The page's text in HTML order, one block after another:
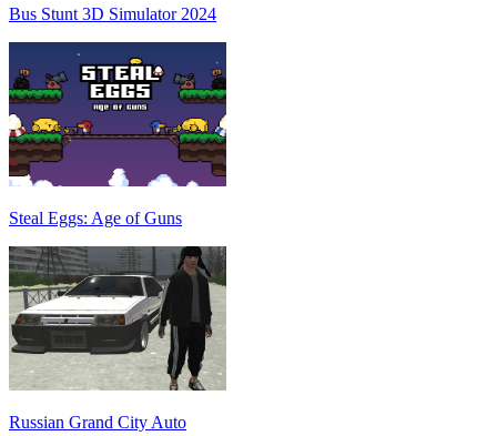
Bus Stunt 3D Simulator 2024
Steal Eggs: Age of Guns
Russian Grand City Auto